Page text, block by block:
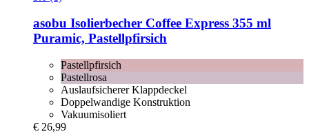
asobu Isolierbecher Coffee Express 355 ml
Puramic, Pastellpfirsich
Pastellpfirsich
Pastellrosa
Auslaufsicherer Klappdeckel
Doppelwandige Konstruktion
Vakuumisoliert
€ 26,99